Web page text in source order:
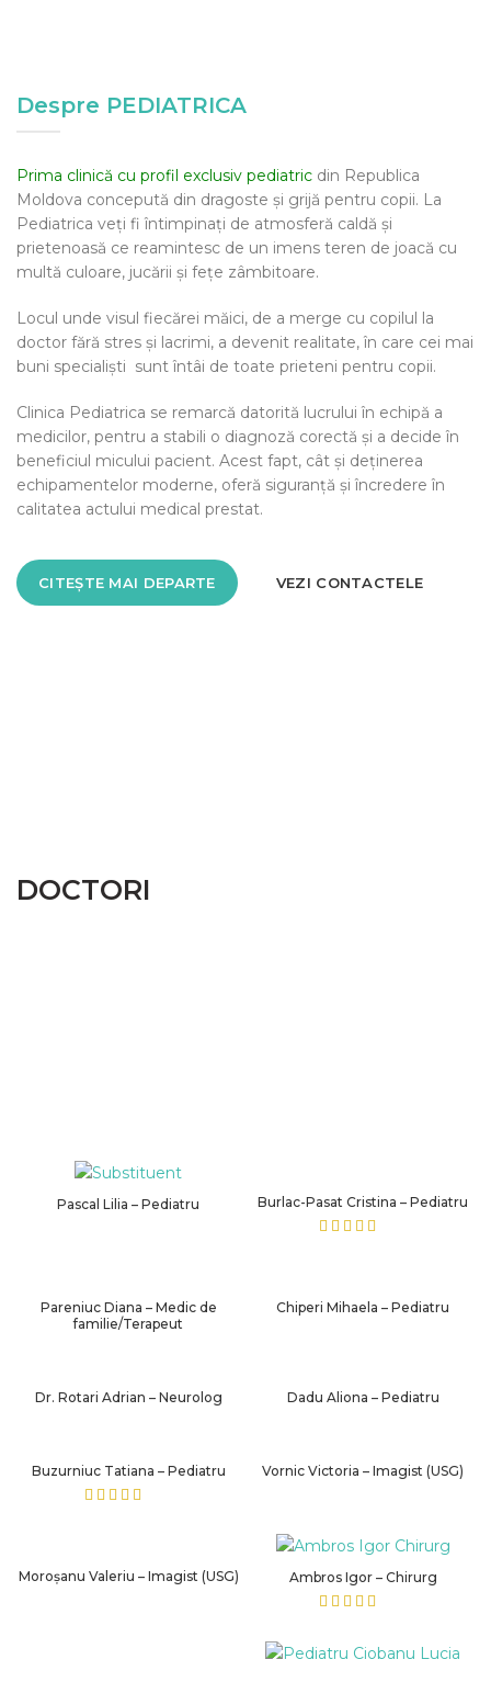
Despre PEDIATRICA
Prima clinică cu profil exclusiv pediatric din Republica
Moldova concepută din dragoste și grijă pentru copii. La
Pediatrica veți fi întimpinați de atmosferă caldă și
prietenoasă ce reamintesc de un imens teren de joacă cu
multă culoare, jucării și fețe zâmbitoare.
Locul unde visul fiecărei măici, de a merge cu copilul la
doctor fără stres și lacrimi, a devenit realitate, în care cei mai
buni specialiști sunt întâi de toate prieteni pentru copii.
Clinica Pediatrica se remarcă datorită lucrului în echipă a
medicilor, pentru a stabili o diagnoză corectă și a decide în
beneficiul micului pacient. Acest fapt, cât și deținerea
echipamentelor moderne, oferă siguranță și încredere în
calitatea actului medical prestat.
CITEȘTE MAI DEPARTE VEZI CONTACTELE
DOCTORI
Pascal Lilia – Pediatru Burlac-Pasat Cristina – Pediatru
Pareniuc Diana – Medic de
familie/Terapeut
Chiperi Mihaela – Pediatru
Dr. Rotari Adrian – Neurolog Dadu Aliona – Pediatru
Buzurniuc Tatiana – Pediatru Vornic Victoria – Imagist (USG)
Moroșanu Valeriu – Imagist (USG) Ambros Igor – Chirurg